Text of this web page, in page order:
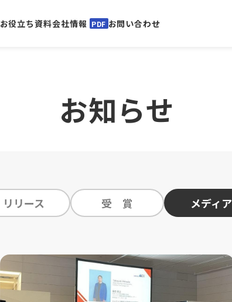
お役立ち資料会社情報 PDF お問い合わせ
お知らせ
リリース 受 賞 メディア